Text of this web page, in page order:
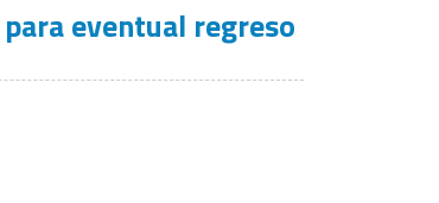
eventual regreso